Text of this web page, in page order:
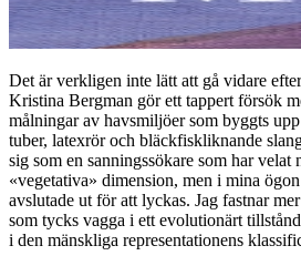
Det är verkligen inte lätt att gå vidare
Kristina Bergman gör ett tappert försök
målningar av havsmiljöer som byggts
tuber, latexrör och bläckfiskliknande
sig som en sanningssökare som har velat
«vegetativa» dimension, men i mina
avslutade ut för att lyckas. Jag fastnar
som tycks vagga i ett evolutionärt
i den mänskliga representationens